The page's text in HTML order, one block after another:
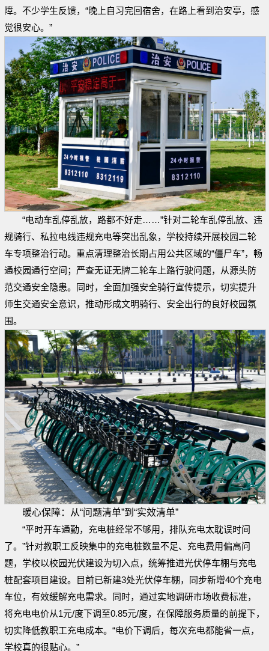
障。不少学生反馈，“晚上自习完回宿舍，在路上看到治安亭，感
觉很安心。”
“电动车乱停乱放，路都不好走……”针对二轮车乱停乱放、违
规骑行、私拉电线违规充电等突出乱象，学校持续开展校园二轮
车专项整治行动。重点清理整治长期占用公共区域的“僵尸车”，畅
通校园通行空间；严查无证无牌二轮车上路行驶问题，从源头防
范交通安全隐患。同时，全面加强安全骑行宣传提示，切实提升
师生交通安全意识，推动形成文明骑行、安全出行的良好校园氛
围。
暖心保障：
从“问题清单”到“实效清单”
“平时开车通勤，充电桩经常不够用，排队充电太耽误时间
了。”针对教职工反映集中的充电桩数量不足、充电费用偏高问
题，学校以校园光伏建设为切入点，统筹推进光伏停车棚与充电
桩配套项目建设。目前已新建3处光伏停车棚，同步新增40个充电
车位，有效缓解充电需求。同时，通过实地调研市场收费标准，
将充电电价从1元/度下调至0.85元/度，在保障服务质量的前提下，
切实降低教职工充电成本。“电价下调后，每次充电都能省一点，
学校真的很贴心。”